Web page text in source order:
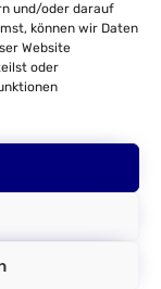
und/oder darauf
können wir Daten
Website
oder